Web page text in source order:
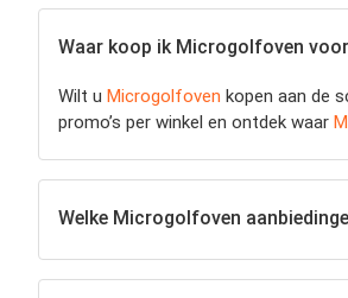
Waar koop ik Microgolfoven
Wilt u Microgolfoven kopen aan de
promo’s per winkel en ontdek waar
Welke Microgolfoven